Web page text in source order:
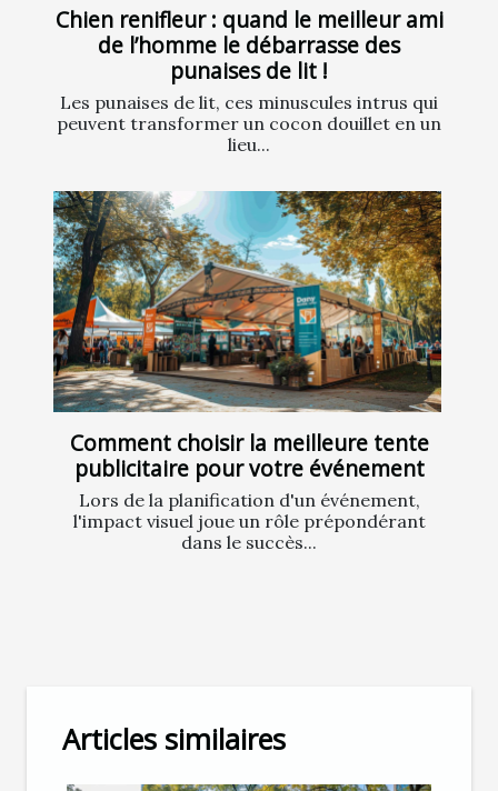
Chien renifleur : quand le meilleur ami
de l’homme le débarrasse des
punaises de lit !
Les punaises de lit, ces minuscules intrus qui
peuvent transformer un cocon douillet en un
lieu...
Comment choisir la meilleure tente
publicitaire pour votre événement
Lors de la planification d'un événement,
l'impact visuel joue un rôle prépondérant
dans le succès...
Articles similaires